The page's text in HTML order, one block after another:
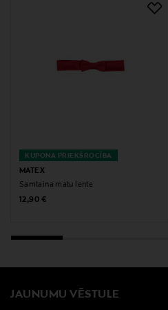
Linnoitustie 2 A, 02600 Espoo,
kuluttajapalvelu@transmeri.fi
KUPONA PRIEKŠROCĪBA
MATEX
Samtaina matu lente
Original Price
12,90 €
JAUNUMU VĒSTULE